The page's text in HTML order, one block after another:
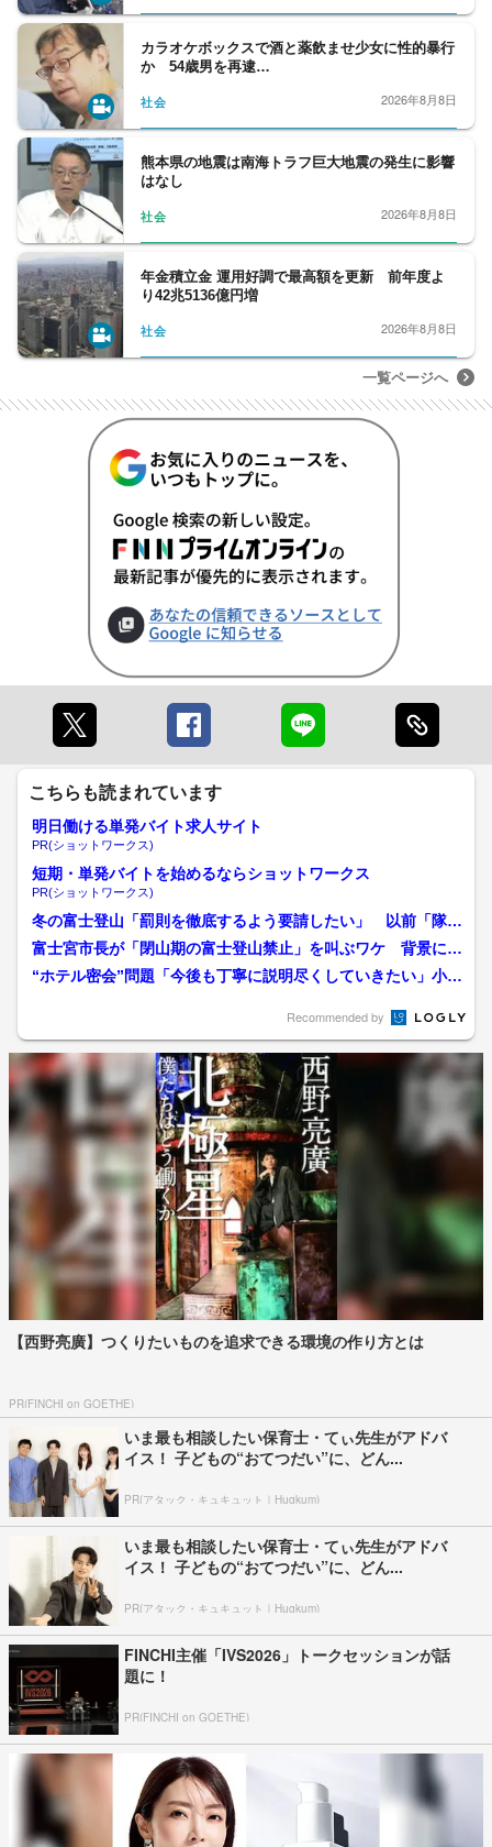
カラオケボックスで酒と薬飲ませ少女に性的暴行
か 54歳男を再逮…
社会 2026年8月8日
熊本県の地震は南海トラフ巨大地震の発生に影響
はなし
社会 2026年8月8日
年金積立金 運用好調で最高額を更新 前年度よ
り42兆5136億円増
社会 2026年8月8日
一覧ページへ
こちらも読まれています
明日働ける単発バイト求人サイト
PR(ショットワークス)
短期・単発バイトを始めるならショットワークス
PR(ショットワークス)
冬の富士登山「罰則を徹底するよう要請したい」 以前「隊員
も命懸け。富士山を甘く見...
富士宮市長が「閉山期の富士登山禁止」を叫ぶワケ 背景には
トップとして部下を守る責...
“ホテル密会”問題「今後も丁寧に説明尽くしていきたい」小川
Recommended by
【西野亮廣】つくりたいものを追求できる環境の作り方とは
PR(FINCHI on GOETHE)
いま最も相談したい保育士・てぃ先生がアドバ
イス！ 子どもの“おてつだい”に、どん...
PR(アタック・キュキュット｜Hugkum)
いま最も相談したい保育士・てぃ先生がアドバ
イス！ 子どもの“おてつだい”に、どん...
PR(アタック・キュキュット｜Hugkum)
FINCHI主催「IVS2026」トークセッションが話
題に！
PR(FINCHI on GOETHE)